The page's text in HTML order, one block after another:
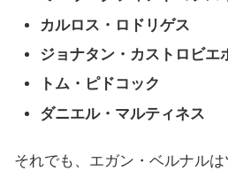
カルロス・ロドリゲス
ジョナタン・カストロビエ
トム・ピドコック
ダニエル・マルティネス
それでも、エガン・ベルナル